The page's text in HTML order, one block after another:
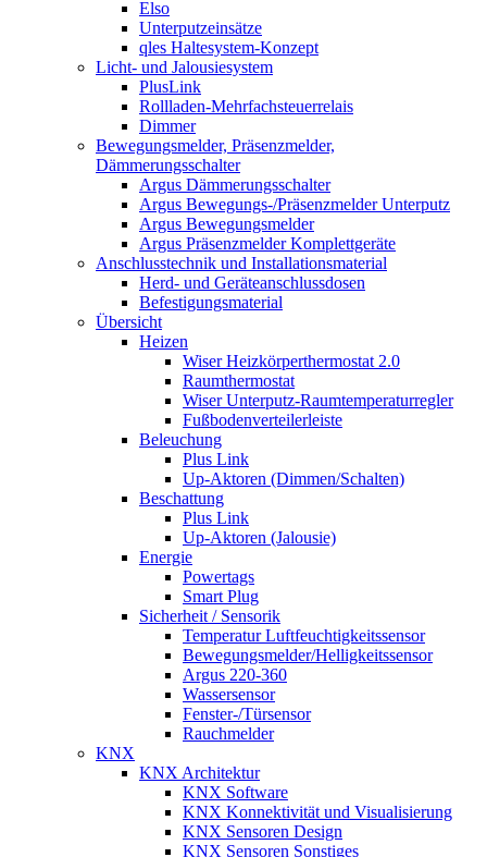
Elso
Unterputzeinsätze
qles Haltesystem-Konzept
Licht- und Jalousiesystem
PlusLink
Rollladen-Mehrfachsteuerrelais
Dimmer
Bewegungsmelder, Präsenzmelder,
Dämmerungsschalter
Argus Dämmerungsschalter
Argus Bewegungs-/Präsenzmelder Unterputz
Argus Bewegungsmelder
Argus Präsenzmelder Komplettgeräte
Anschlusstechnik und Installationsmaterial
Herd- und Geräteanschlussdosen
Befestigungsmaterial
Übersicht
Heizen
Wiser Heizkörperthermostat 2.0
Raumthermostat
Wiser Unterputz-Raumtemperaturregler
Fußbodenverteilerleiste
Beleuchung
Plus Link
Up-Aktoren (Dimmen/Schalten)
Beschattung
Plus Link
Up-Aktoren (Jalousie)
Energie
Powertags
Smart Plug
Sicherheit / Sensorik
Temperatur Luftfeuchtigkeitssensor
Bewegungsmelder/Helligkeitssensor
Argus 220-360
Wassersensor
Fenster-/Türsensor
Rauchmelder
KNX
KNX Architektur
KNX Software
KNX Konnektivität und Visualisierung
KNX Sensoren Design
KNX Sensoren Sonstiges